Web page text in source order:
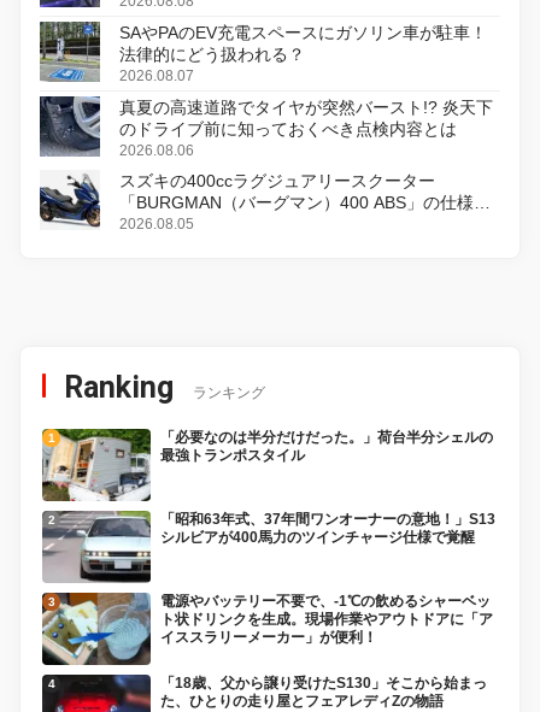
SAやPAのEV充電スペースにガソリン車が駐車！
法律的にどう扱われる？
2026.08.07
真夏の高速道路でタイヤが突然バースト!? 炎天下
のドライブ前に知っておくべき点検内容とは
2026.08.06
スズキの400ccラグジュアリースクーター
「BURGMAN（バーグマン）400 ABS」の仕様を
変更し、8月18日に発売
2026.08.05
Ranking ランキング
「必要なのは半分だけだった。」荷台半分シェルの
最強トランポスタイル
「昭和63年式、37年間ワンオーナーの意地！」S13
シルビアが400馬力のツインチャージ仕様で覚醒
電源やバッテリー不要で、-1℃の飲めるシャーベッ
ト状ドリンクを生成。現場作業やアウトドアに「ア
イススラリーメーカー」が便利！
「18歳、父から譲り受けたS130」そこから始まっ
た、ひとりの走り屋とフェアレディZの物語